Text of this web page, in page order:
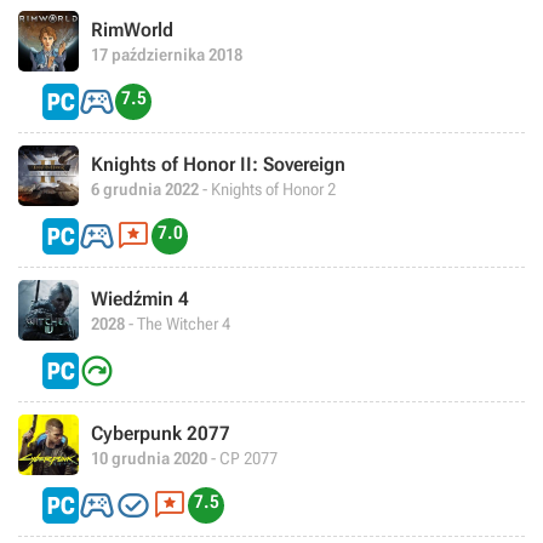
RimWorld
17 października 2018
 7.5
Knights of Honor II: Sovereign
6 grudnia 2022- Knights of Honor 2
 7.0
Wiedźmin 4
2028- The Witcher 4

Cyberpunk 2077
10 grudnia 2020- CP 2077
 7.5